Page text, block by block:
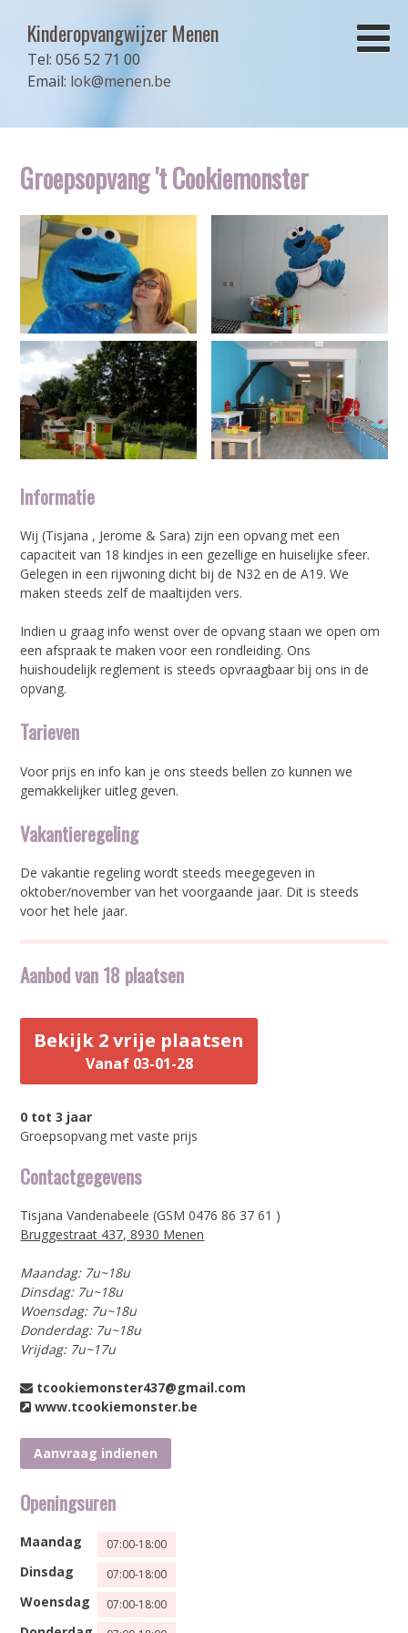
Kinderopvangwijzer Menen
Tel: 056 52 71 00
Email: lok@menen.be
Groepsopvang 't Cookiemonster
Informatie
Wij (Tisjana , Jerome & Sara) zijn een opvang met een
capaciteit van 18 kindjes in een gezellige en huiselijke sfeer.
Gelegen in een rijwoning dicht bij de N32 en de A19. We
maken steeds zelf de maaltijden vers.
Indien u graag info wenst over de opvang staan we open om
een afspraak te maken voor een rondleiding. Ons
huishoudelijk reglement is steeds opvraagbaar bij ons in de
opvang.
Tarieven
Voor prijs en info kan je ons steeds bellen zo kunnen we
gemakkelijker uitleg geven.
Vakantieregeling
De vakantie regeling wordt steeds meegegeven in
oktober/november van het voorgaande jaar. Dit is steeds
voor het hele jaar.
Aanbod van 18 plaatsen
Bekijk 2 vrije plaatsen
Vanaf 03-01-28
0 tot 3 jaar
Groepsopvang met vaste prijs
Contactgegevens
Tisjana Vandenabeele (GSM 0476 86 37 61 )
Bruggestraat 437, 8930 Menen
Maandag: 7u~18u
Dinsdag: 7u~18u
Woensdag: 7u~18u
Donderdag: 7u~18u
Vrijdag: 7u~17u
tcookiemonster437@gmail.com
www.tcookiemonster.be
Aanvraag indienen
Openingsuren
Maandag 07:00-18:00
Dinsdag 07:00-18:00
Woensdag 07:00-18:00